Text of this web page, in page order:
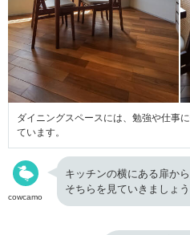
ダイニングスペースには、勉強や仕事
ています。
cowcamo
キッチンの横にある扉か
そちらを見ていきましょう